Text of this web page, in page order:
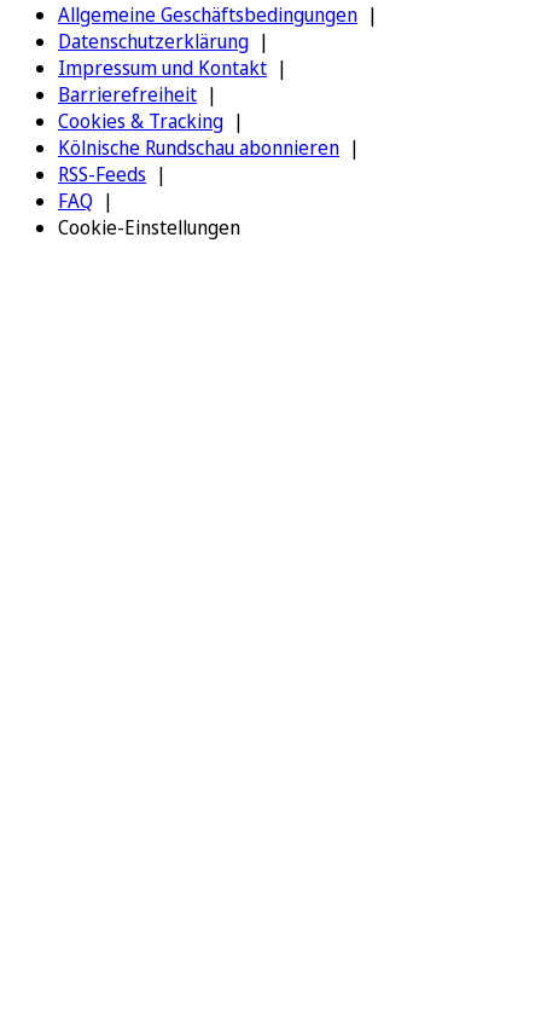
Allgemeine Geschäftsbedingungen
Datenschutzerklärung
Impressum und Kontakt
Barrierefreiheit
Cookies & Tracking
Kölnische Rundschau abonnieren
RSS-Feeds
FAQ
Cookie-Einstellungen